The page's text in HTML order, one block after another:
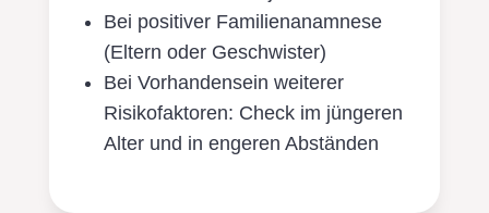
Bei positiver Familienanamnese
(Eltern oder Geschwister)
Bei Vorhandensein weiterer
Risikofaktoren: Check im jüngeren
Alter und in engeren Abständen